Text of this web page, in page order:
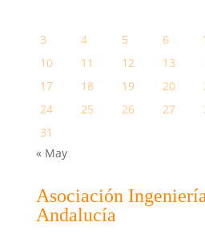
3
4 5 6
10
11 12 13
17
18 19 20
24
25 26 27
31
« May
Asociación
Andalucía